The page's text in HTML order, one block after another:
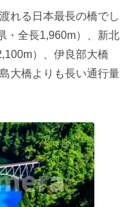
れる日本最長の橋でし
・全長1,960m）、新北
）、伊良部大橋
大橋よりも長い通行量